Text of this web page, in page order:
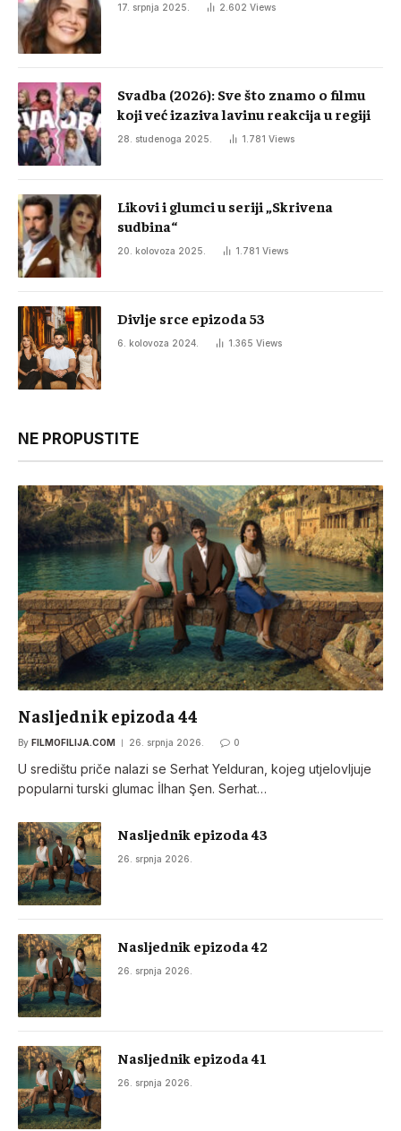
17. srpnja 2025. 2.602 Views
Svadba (2026): Sve što znamo o filmu
koji već izaziva lavinu reakcija u regiji
28. studenoga 2025. 1.781 Views
Likovi i glumci u seriji „Skrivena
sudbina“
20. kolovoza 2025. 1.781 Views
Divlje srce epizoda 53
6. kolovoza 2024. 1.365 Views
NE PROPUSTITE
Nasljednik epizoda 44
By FILMOFILIJA.COM 26. srpnja 2026. 0
U središtu priče nalazi se Serhat Yelduran, kojeg utjelovljuje
popularni turski glumac İlhan Şen. Serhat…
Nasljednik epizoda 43
26. srpnja 2026.
Nasljednik epizoda 42
26. srpnja 2026.
Nasljednik epizoda 41
26. srpnja 2026.